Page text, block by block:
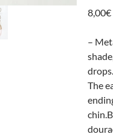
8,00€
–
drops.
The